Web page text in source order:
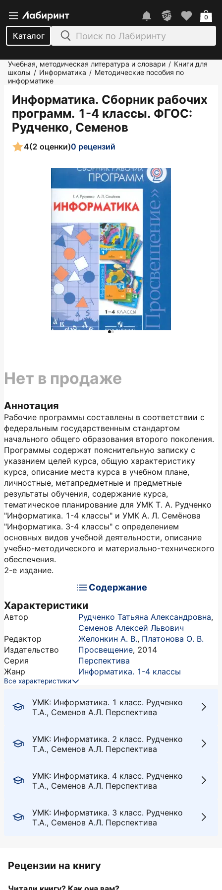
Каталог
0
Учебная, методическая литература и словари / Книги для
школы / Информатика / Методические пособия по
информатике
Информатика. Сборник рабочих
программ. 1-4 классы. ФГОС:
Рудченко, Семенов
4(2 оценки)0 рецензий
УМК: Информатика. 1 класс. Рудченко
Т.А., Семенов А.Л. Перспектива
УМК: Информатика. 2 класс. Рудченко
Т.А., Семенов А.Л. Перспектива
УМК: Информатика. 4 класс. Рудченко
Т.А., Семенов А.Л. Перспектива
УМК: Информатика. 3 класс. Рудченко
Т.А., Семенов А.Л. Перспектива
Аннотация
Рабочие программы составлены в соответствии с
федеральным государственным стандартом
начального общего образования второго поколения.
Программы содержат пояснительную записку с
указанием целей курса, общую характеристику
курса, описание места курса в учебном плане,
личностные, метапредметные и предметные
результаты обучения, содержание курса,
тематическое планирование для УМК Т. А. Рудченко
"Информатика. 1-4 классы" и УМК А. Л. Семёнова
"Информатика. 3-4 классы" с определением
основных видов учебной деятельности, описание
учебно-методического и материально-технического
обеспечения.
2-е издание.
Содержание
Характеристики
Автор Рудченко Татьяна Александровна,
Семенов Алексей Львович
Редактор
Желонкин А. В., Платонова О. В.
Издательство
Просвещение, 2014
Серия
Перспектива
Жанр
Информатика. 1-4 классы
Все характеристики
Нет в продаже
Рецензии на книгу